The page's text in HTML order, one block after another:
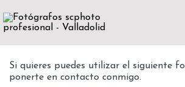
Si quieres puedes utilizar el siguiente
ponerte en contacto conmigo.